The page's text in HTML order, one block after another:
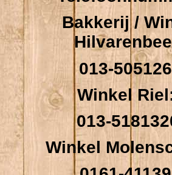
Bakkerij /
013-
Winkel
013-
Winkel